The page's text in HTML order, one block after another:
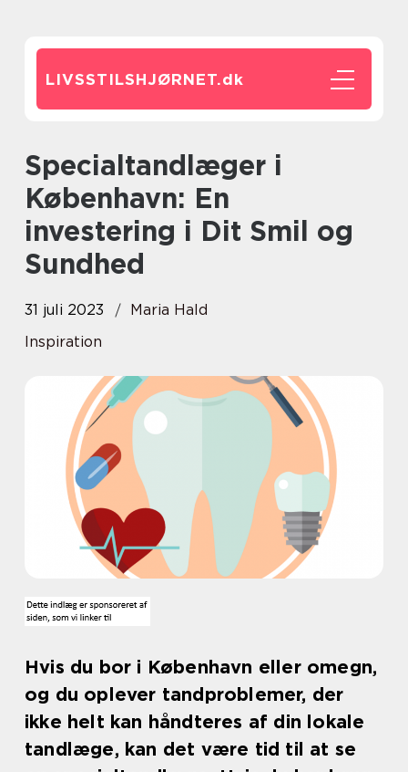
LIVSSTILSHJØRNET.dk
Specialtandlæger i
København: En
investering i Dit Smil og
Sundhed
31 juli 2023
Maria Hald
Inspiration
Hvis du bor i København eller omegn,
og du oplever tandproblemer, der
ikke helt kan håndteres af din lokale
tandlæge, kan det være tid til at se